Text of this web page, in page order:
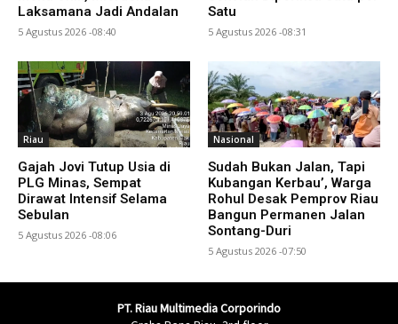
Laksamana Jadi Andalan
5 Agustus 2026 -08:40
Satu
5 Agustus 2026 -08:31
Riau
Gajah Jovi Tutup Usia di
PLG Minas, Sempat
Dirawat Intensif Selama
Sebulan
5 Agustus 2026 -08:06
Nasional
Sudah Bukan Jalan, Tapi
Kubangan Kerbau’, Warga
Rohul Desak Pemprov Riau
Bangun Permanen Jalan
Sontang-Duri
5 Agustus 2026 -07:50
PT. Riau Multimedia Corporindo